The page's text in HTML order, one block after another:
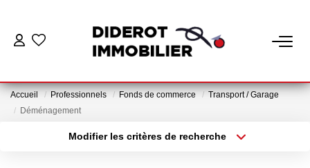
Accueil Professionnels Fonds de commerce
Transport / Garage
Déménagement
Modifier les critères de recherche